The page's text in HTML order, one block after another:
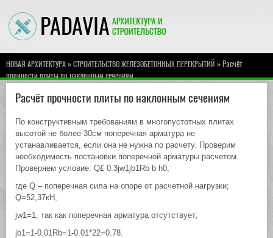
НОВАЯ АРХИТЕКТУРА»СТРОИТЕЛЬСТВО ЖЕЛЕЗОБЕТОННЫХ ПЕРЕКРЫТИЙ » Расчёт
прочности плиты по наклонным сечениям
Расчёт прочности плиты по наклонным сечениям
По конструктивным требованиям в многопустотных плитах
высотой не более 30см поперечная арматура не
устанавливается, если она не нужна по расчету. Проверим
необходимость постановки поперечной арматуры расчетом.
Проверяем условие: Q£ 0.3jw1jb1Rb b h0,
где Q – поперечная сила на опоре от расчетной нагрузки;
Q=52,37кН,
jw1=1, так как поперечная арматура отсутствует;
jb1=1-0.01Rb=1-0.01*22=0.78.